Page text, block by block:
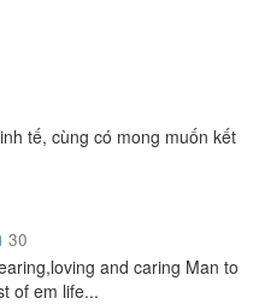
tế, cùng có mong muốn kết
30
and caring Man to
of em life...